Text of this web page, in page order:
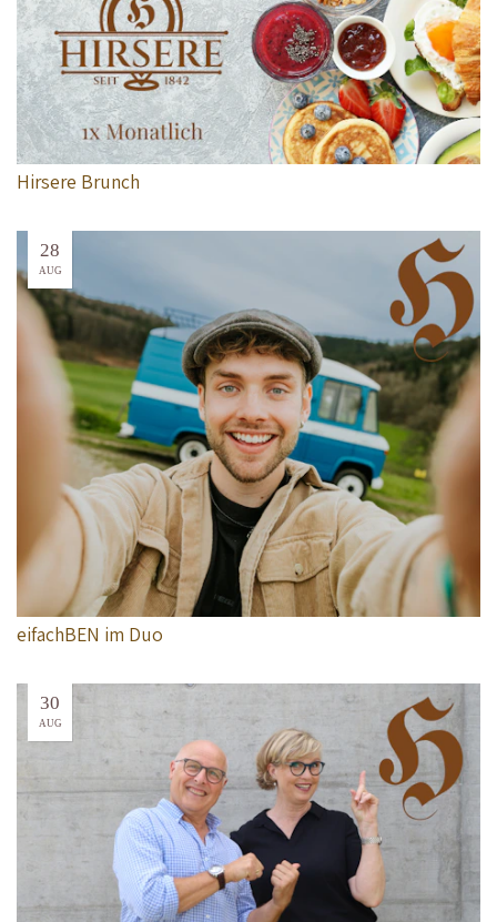
Hirsere Brunch
28
AUG
eifachBEN im Duo
30
AUG